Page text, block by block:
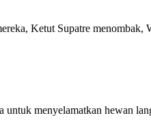
Ketut Supatre menombak,
menyelamatkan hewan